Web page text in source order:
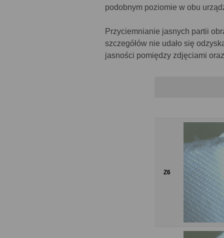
podobnym poziomie w obu
Przyciemnianie jasnych partii
szczegółów nie udało się
jasności pomiędzy zdjęciami
Z6